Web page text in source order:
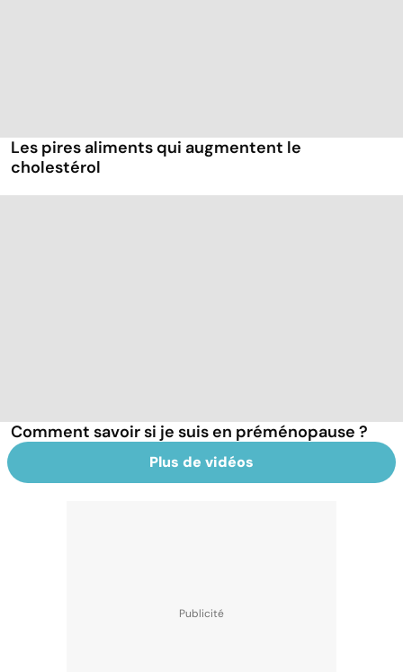
Les pires aliments qui augmentent le
cholestérol
Comment savoir si je suis en préménopause ?
Plus de vidéos